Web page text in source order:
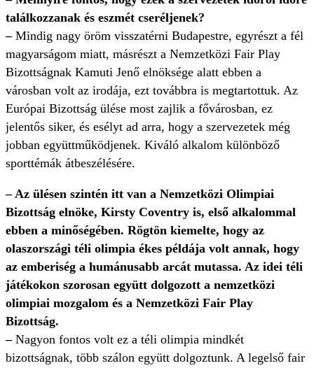
találkozzanak és eszmét cseréljenek?
– Mindig nagy öröm visszatérni Budapestre, egyrészt a fél
magyarságom miatt, másrészt a Nemzetközi Fair Play
Bizottságnak Kamuti Jenő elnöksége alatt ebben a
városban volt az irodája, ezt továbbra is megtartottuk. Az
Európai Bizottság ülése most zajlik a fővárosban, ez
jelentős siker, és esélyt ad arra, hogy a szervezetek még
jobban együttműködjenek. Kiváló alkalom különböző
sporttémák átbeszélésére.
– Az ülésen szintén itt van a Nemzetközi Olimpiai
Bizottság elnöke, Kirsty Coventry is, első alkalommal
ebben a minőségében. Rögtön kiemelte, hogy az
olaszországi téli olimpia ékes példája volt annak, hogy
az emberiség a humánusabb arcát mutassa. Az idei téli
játékokon szorosan együtt dolgozott a nemzetközi
olimpiai mozgalom és a Nemzetközi Fair Play
Bizottság.
– Nagyon fontos volt ez a téli olimpia mindkét
bizottságnak, több szálon együtt dolgoztunk. A legelső fair